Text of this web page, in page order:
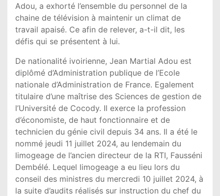
Adou, a exhorté l’ensemble du personnel de la
chaine de télévision à maintenir un climat de
travail apaisé. Ce afin de relever, a-t-il dit, les
défis qui se présentent à lui.
De nationalité ivoirienne, Jean Martial Adou est
diplômé d’Administration publique de l’Ecole
nationale d’Administration de France. Egalement
titulaire d’une maîtrise des Sciences de gestion de
l’Université de Cocody. Il exerce la profession
d’économiste, de haut fonctionnaire et de
technicien du génie civil depuis 34 ans. Il a été le
nommé jeudi 11 juillet 2024, au lendemain du
limogeage de l’ancien directeur de la RTI, Fausséni
Dembélé. Lequel limogeage a eu lieu lors du
conseil des ministres du mercredi 10 juillet 2024, à
la suite d’audits réalisés sur instruction du chef du